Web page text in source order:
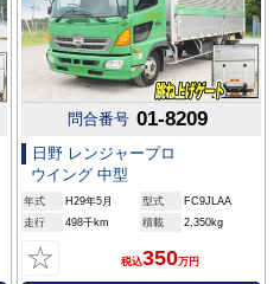
問合番号 01-8209
日野 レンジャープロ
ウイング 中型
年式 H29年5月 型式
FC9JLAA
走行
498千km 積載 2,350kg
☆ 税込350万円